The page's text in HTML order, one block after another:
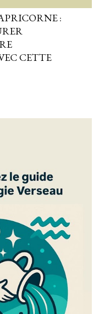
:
CETTE